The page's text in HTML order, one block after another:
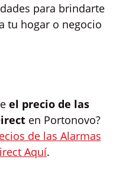
para brindarte
tu hogar o negocio
el precio de las
en Portonovo?
de las Alarmas
Aquí.